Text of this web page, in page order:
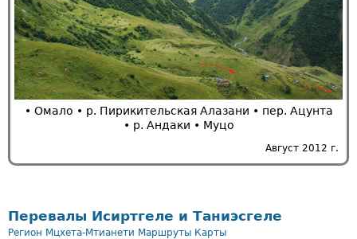
• Омало • р. Пирикительская Алазани • пер. Ацунта
• р. Андаки • Муцо
Август 2012 г.
Перевалы Исиртгеле и Таниэсгеле
Регион Мцхета-Мтианети Маршруты Карты